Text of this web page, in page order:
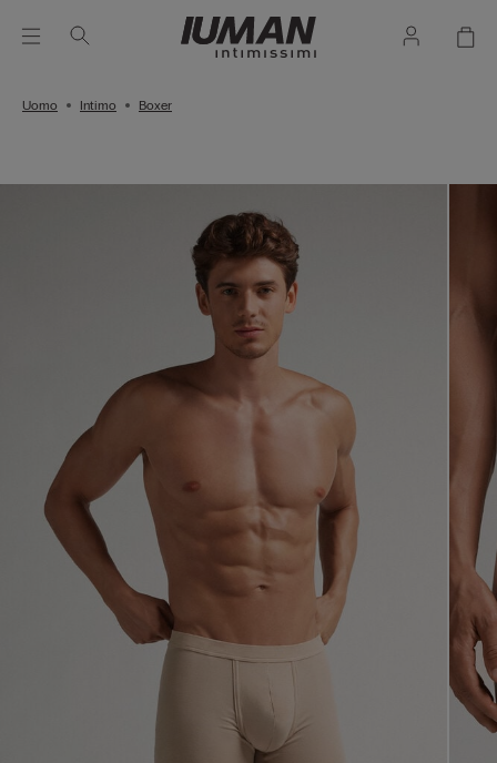
Uomo Intimo Boxer